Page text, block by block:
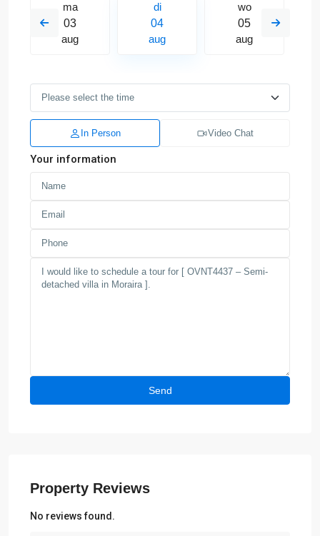
ma
03
aug
di
04
aug
wo
05
aug
In Person Video Chat
Your information
Property Reviews
No reviews found.